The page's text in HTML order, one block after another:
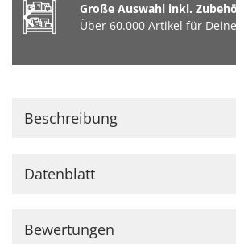
Große Auswahl inkl.
Über 60.000 Artikel für
Beschreibung
Datenblatt
Bewertungen